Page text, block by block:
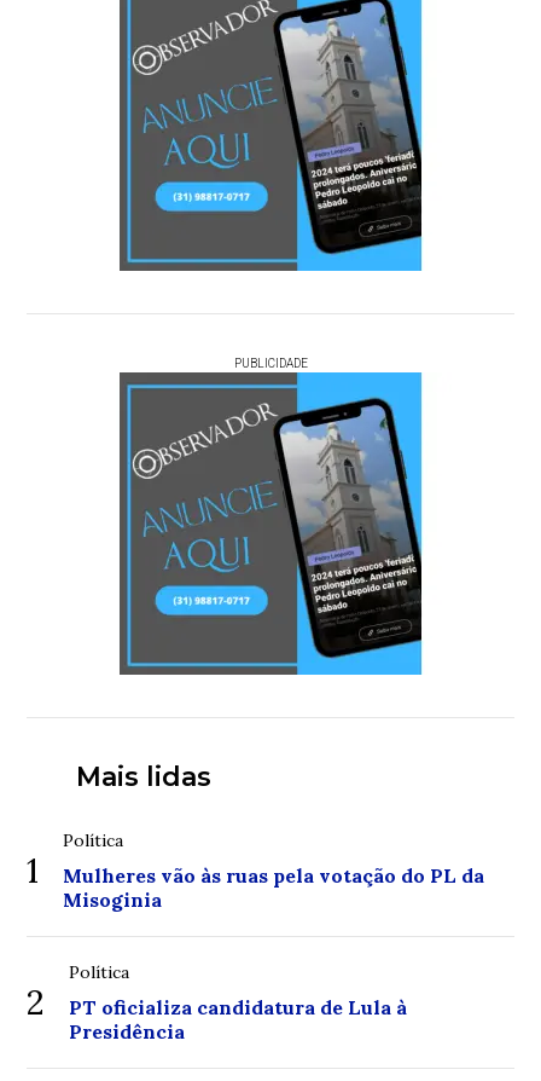
PUBLICIDADE
Mais lidas
1
Política
Mulheres vão às ruas pela votação do PL da
Misoginia
2
Política
PT oficializa candidatura de Lula à
Presidência